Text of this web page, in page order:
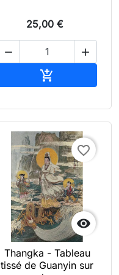
25,00 €
 


favorite_border
Thangka - Tableau
tissé de Guanyin sur